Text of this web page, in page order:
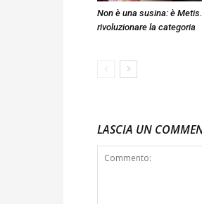
Non è una susina: è
rivoluzionare la categoria
LASCIA UN